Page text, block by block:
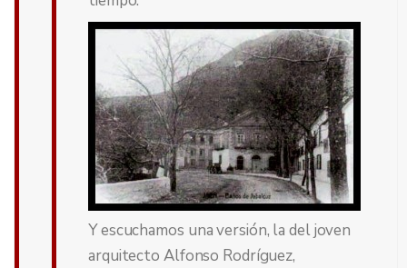
Y escuchamos una versión, la del joven
arquitecto Alfonso Rodríguez,